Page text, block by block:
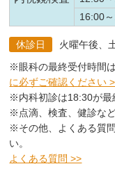
16:00
休診日
火曜午後、
※眼科の最終受付時間
に必ずご確認ください
※内科初診は18:30が最
※点滴、検査、健診な
※その他、よくある質
い。
よくある質問 >>